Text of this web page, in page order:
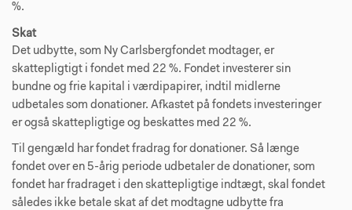
%.
Skat
Det udbytte, som Ny Carlsbergfondet modtager, er
skattepligtigt i fondet med 22 %. Fondet investerer sin
bundne og frie kapital i værdipapirer, indtil midlerne
udbetales som donationer. Afkastet på fondets investeringer
er også skattepligtige og beskattes med 22 %.
Til gengæld har fondet fradrag for donationer. Så længe
fondet over en 5-årig periode udbetaler de donationer, som
fondet har fradraget i den skattepligtige indtægt, skal fondet
således ikke betale skat af det modtagne udbytte fra